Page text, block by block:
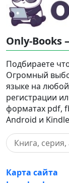
Only-
Подбираете
Огромный
языке на любой
регистрации
форматах pdf,
Android и
Карта сайта